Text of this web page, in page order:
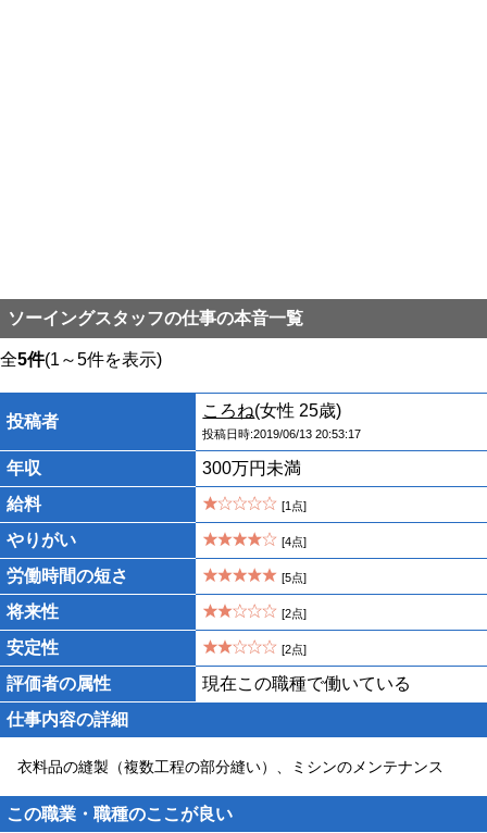
ソーイングスタッフの仕事の本音一覧
全5件(1～5件を表示)
投稿者
ころね(女性 25歳)
投稿日時:2019/06/13 20:53:17
年収
300万円未満
給料
[1点]
やりがい [4点]
労働時間の短さ [5点]
将来性 [2点]
安定性 [2点]
評価者の属性
現在この職種で働いている
仕事内容の詳細
衣料品の縫製（複数工程の部分縫い）、ミシンのメンテナンス
この職業・職種のここが良い